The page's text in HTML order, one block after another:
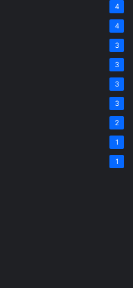
4
4
3
3
3
3
2
1
1